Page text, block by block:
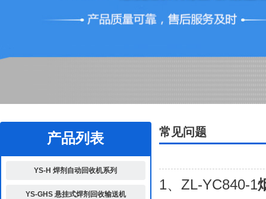
产品列表
YS-H 焊剂自动回收机系列
YS-GHS 悬挂式焊剂回收输送机
常见问题
1、ZL-YC840-1